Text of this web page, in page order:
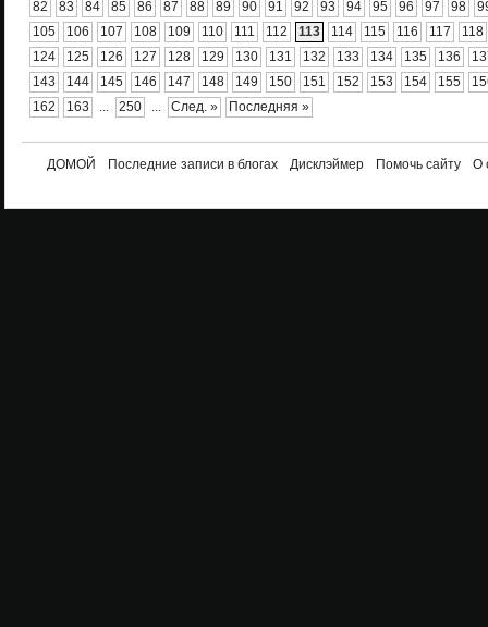
82 83 84 85 86 87 88 89 90 91 92 93 94 95 96 97 98
105
106 107 108 109 110 111 112 113 114 115 116 117
118
124
125 126 127 128 129 130 131 132 133 134 135 136
143
144 145 146 147 148 149 150 151 152 153 154 155
162
163 ... 250 ... След. » Последняя »
ДОМОЙ Последние записи в блогах Дисклэймер Помочь сайту О